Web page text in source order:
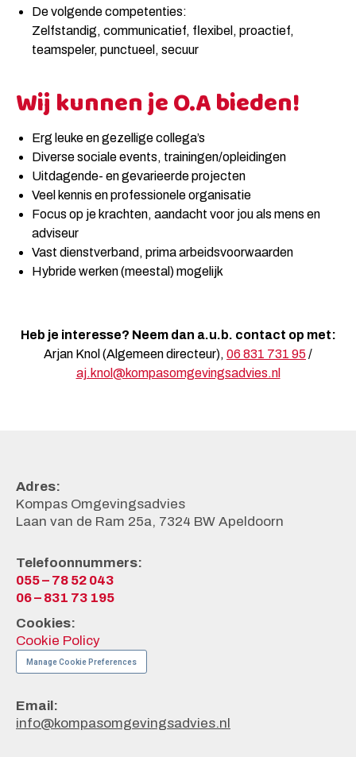
De volgende competenties:
Zelfstandig, communicatief, flexibel, proactief,
teamspeler, punctueel, secuur
Wij kunnen je O.A bieden!
Erg leuke en gezellige collega’s
Diverse sociale events, trainingen/opleidingen
Uitdagende- en gevarieerde projecten
Veel kennis en professionele organisatie
Focus op je krachten, aandacht voor jou als mens en
adviseur
Vast dienstverband, prima arbeidsvoorwaarden
Hybride werken (meestal) mogelijk
Heb je interesse? Neem dan a.u.b. contact op met:
Arjan Knol (Algemeen directeur), 06 831 731 95 /
aj.knol@kompasomgevingsadvies.nl
Adres:
Kompas Omgevingsadvies
Laan van de Ram 25a, 7324 BW Apeldoorn
Telefoonnummers:
055 – 78 52 043
06 – 831 73 195
Cookies:
Cookie Policy
Manage Cookie Preferences
Email:
info@kompasomgevingsadvies.nl